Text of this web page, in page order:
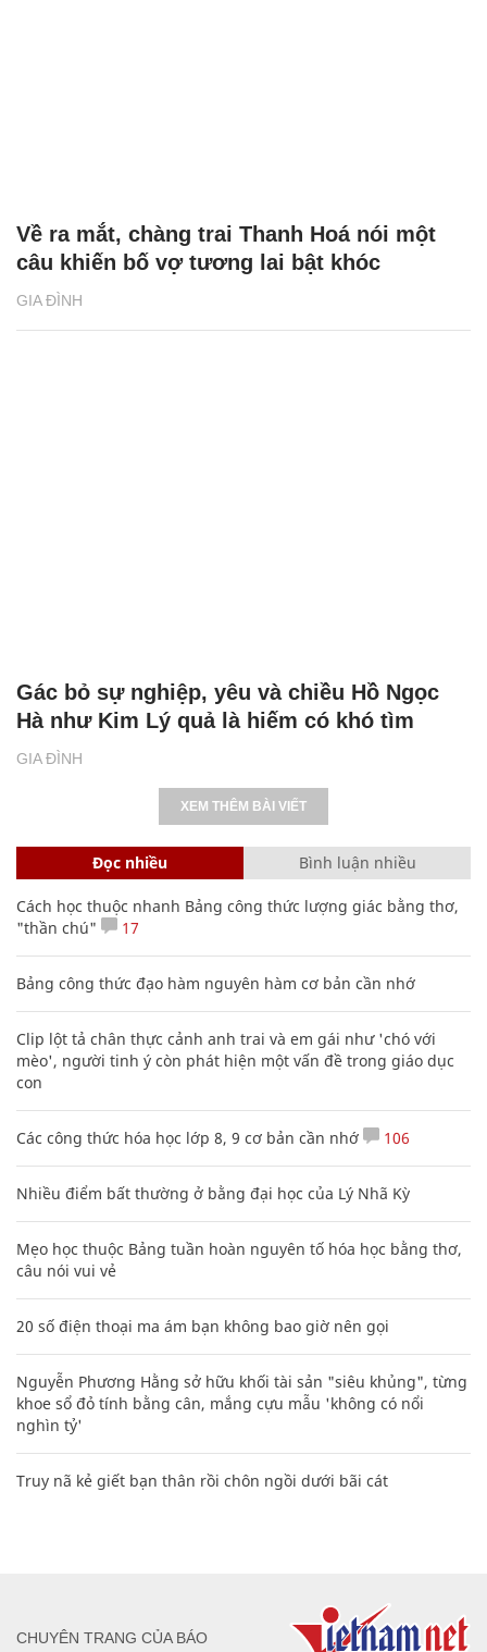
GIA ĐÌNH
Về ra mắt, chàng trai Thanh Hoá nói một
câu khiến bố vợ tương lai bật khóc
GIA ĐÌNH
Gác bỏ sự nghiệp, yêu và chiều Hồ Ngọc
Hà như Kim Lý quả là hiếm có khó tìm
XEM THÊM BÀI VIẾT
Đọc nhiều Bình luận nhiều
Cách học thuộc nhanh Bảng công thức lượng giác bằng thơ,
"thần chú"
17
Bảng công thức đạo hàm nguyên hàm cơ bản cần nhớ
Clip lột tả chân thực cảnh anh trai và em gái như 'chó với
mèo', người tinh ý còn phát hiện một vấn đề trong giáo dục
con
Các công thức hóa học lớp 8, 9 cơ bản cần nhớ 106
Nhiều điểm bất thường ở bằng đại học của Lý Nhã Kỳ
Mẹo học thuộc Bảng tuần hoàn nguyên tố hóa học bằng thơ,
câu nói vui vẻ
20 số điện thoại ma ám bạn không bao giờ nên gọi
Nguyễn Phương Hằng sở hữu khối tài sản "siêu khủng", từng
khoe sổ đỏ tính bằng cân, mắng cựu mẫu 'không có nổi
nghìn tỷ'
Truy nã kẻ giết bạn thân rồi chôn ngồi dưới bãi cát
CHUYÊN TRANG CỦA BÁO